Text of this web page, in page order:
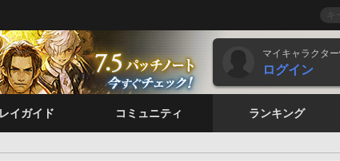
マイキャラクタ
ログイン
イガイド コミュニティ ランキング